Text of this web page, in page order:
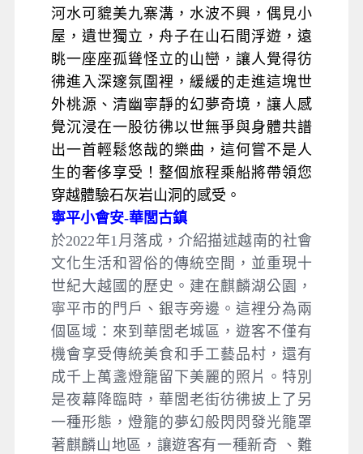
河水可貔美九寨溝，水波不興，偶見小
屋，遺世獨立，舟子在山石間浮遊，遠
眺一座座孤聳怪立的山巒，讓人覺得彷
彿進入深邃氛圍裡，緩緩的走進這塊世
外桃源、清幽寧靜的幻夢奇境，讓人感
覺沉浸在一股彷彿以世無爭與身體共譜
出一首輕鬆悠哉的樂曲，這何嘗不是人
生的奢侈享受！整個旅程乘船將帶領您
穿越體驗石灰岩山洞的感受。
寧平小會安-華閭古鎮
於2022年1月落成，介紹描述越南的社會
文化生活和習俗的傳統空間，並重現十
世紀大越國的歷史。建在麒麟湖公園，
寧平市的門戶、銀寺旁邊。這裡分為兩
個區域：來到華閭老城區，遊客不僅有
機會享受傳統美食和手工藝品村，還有
成千上萬盞燈籠留下美麗的照片。特別
是夜幕降臨時，華閭老街彷彿披上了另
一種形態，燈籠的夢幻般閃閃發光籠罩
著麒麟山地區，讓遊客有一種新奇 、難